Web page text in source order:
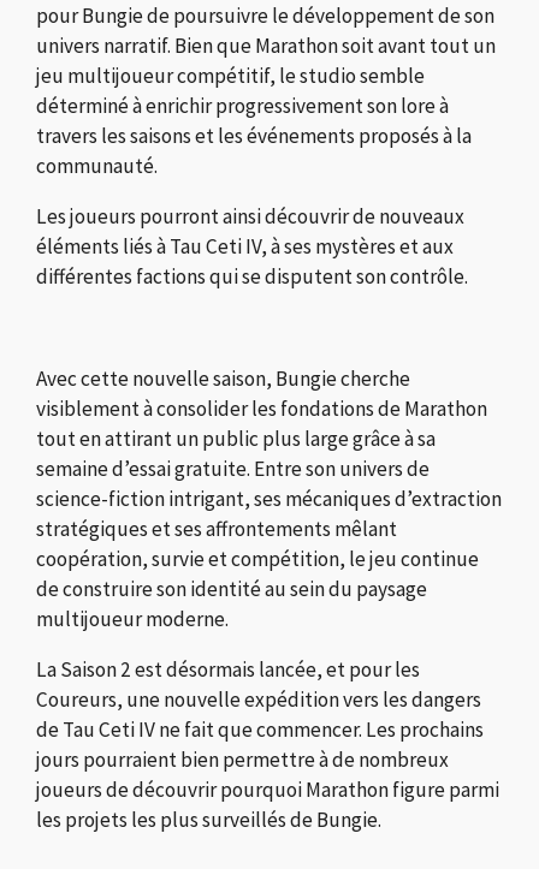
pour Bungie de poursuivre le développement de son
univers narratif. Bien que Marathon soit avant tout un
jeu multijoueur compétitif, le studio semble
déterminé à enrichir progressivement son lore à
travers les saisons et les événements proposés à la
communauté.
Les joueurs pourront ainsi découvrir de nouveaux
éléments liés à Tau Ceti IV, à ses mystères et aux
différentes factions qui se disputent son contrôle.
Avec cette nouvelle saison, Bungie cherche
visiblement à consolider les fondations de Marathon
tout en attirant un public plus large grâce à sa
semaine d’essai gratuite. Entre son univers de
science-fiction intrigant, ses mécaniques d’extraction
stratégiques et ses affrontements mêlant
coopération, survie et compétition, le jeu continue
de construire son identité au sein du paysage
multijoueur moderne.
La Saison 2 est désormais lancée, et pour les
Coureurs, une nouvelle expédition vers les dangers
de Tau Ceti IV ne fait que commencer. Les prochains
jours pourraient bien permettre à de nombreux
joueurs de découvrir pourquoi Marathon figure parmi
les projets les plus surveillés de Bungie.